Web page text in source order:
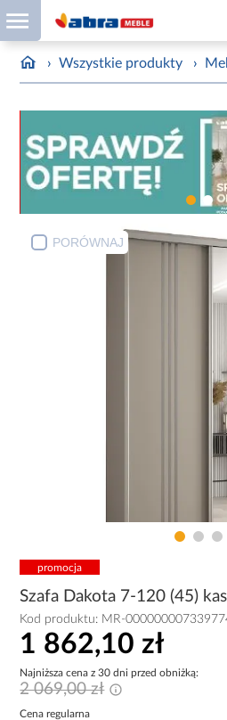
› Wszystkie produkty ›
PORÓWNAJ
promocja
Szafa Dakota 7-120 (45)
Kod produktu: MR-
1 862,10 zł
Najniższa cena z 30 dni przed obniżką:
2 069,00 zł
Cena regularna